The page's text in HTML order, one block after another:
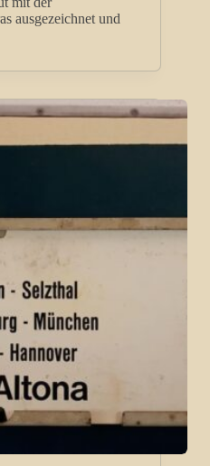
ausgezeichnet und